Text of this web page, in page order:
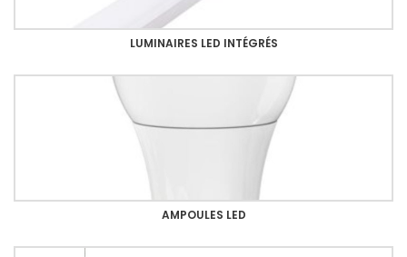
LUMINAIRES LED INTÉGRÉS
AMPOULES LED